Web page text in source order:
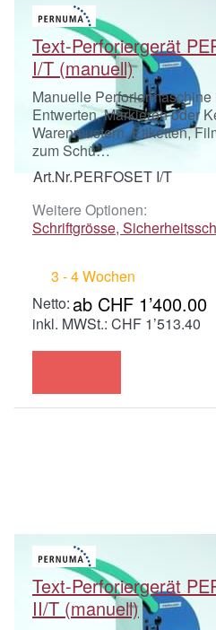
Text-Perforiergerät
I/T (manuell)
Manuelle Perforiermaschine
Entwerten, Markieren oder
Warenmustern, Etiketten,
zum Schü…
Art.Nr.PERFOSET I/T
Weitere Optionen:
Schriftgrösse,
3 - 4 Wochen
ab CHF 1’400.00
inkl. MWSt.: CHF 1’513.40
Text-Perforiergerät
II/T (manuell)